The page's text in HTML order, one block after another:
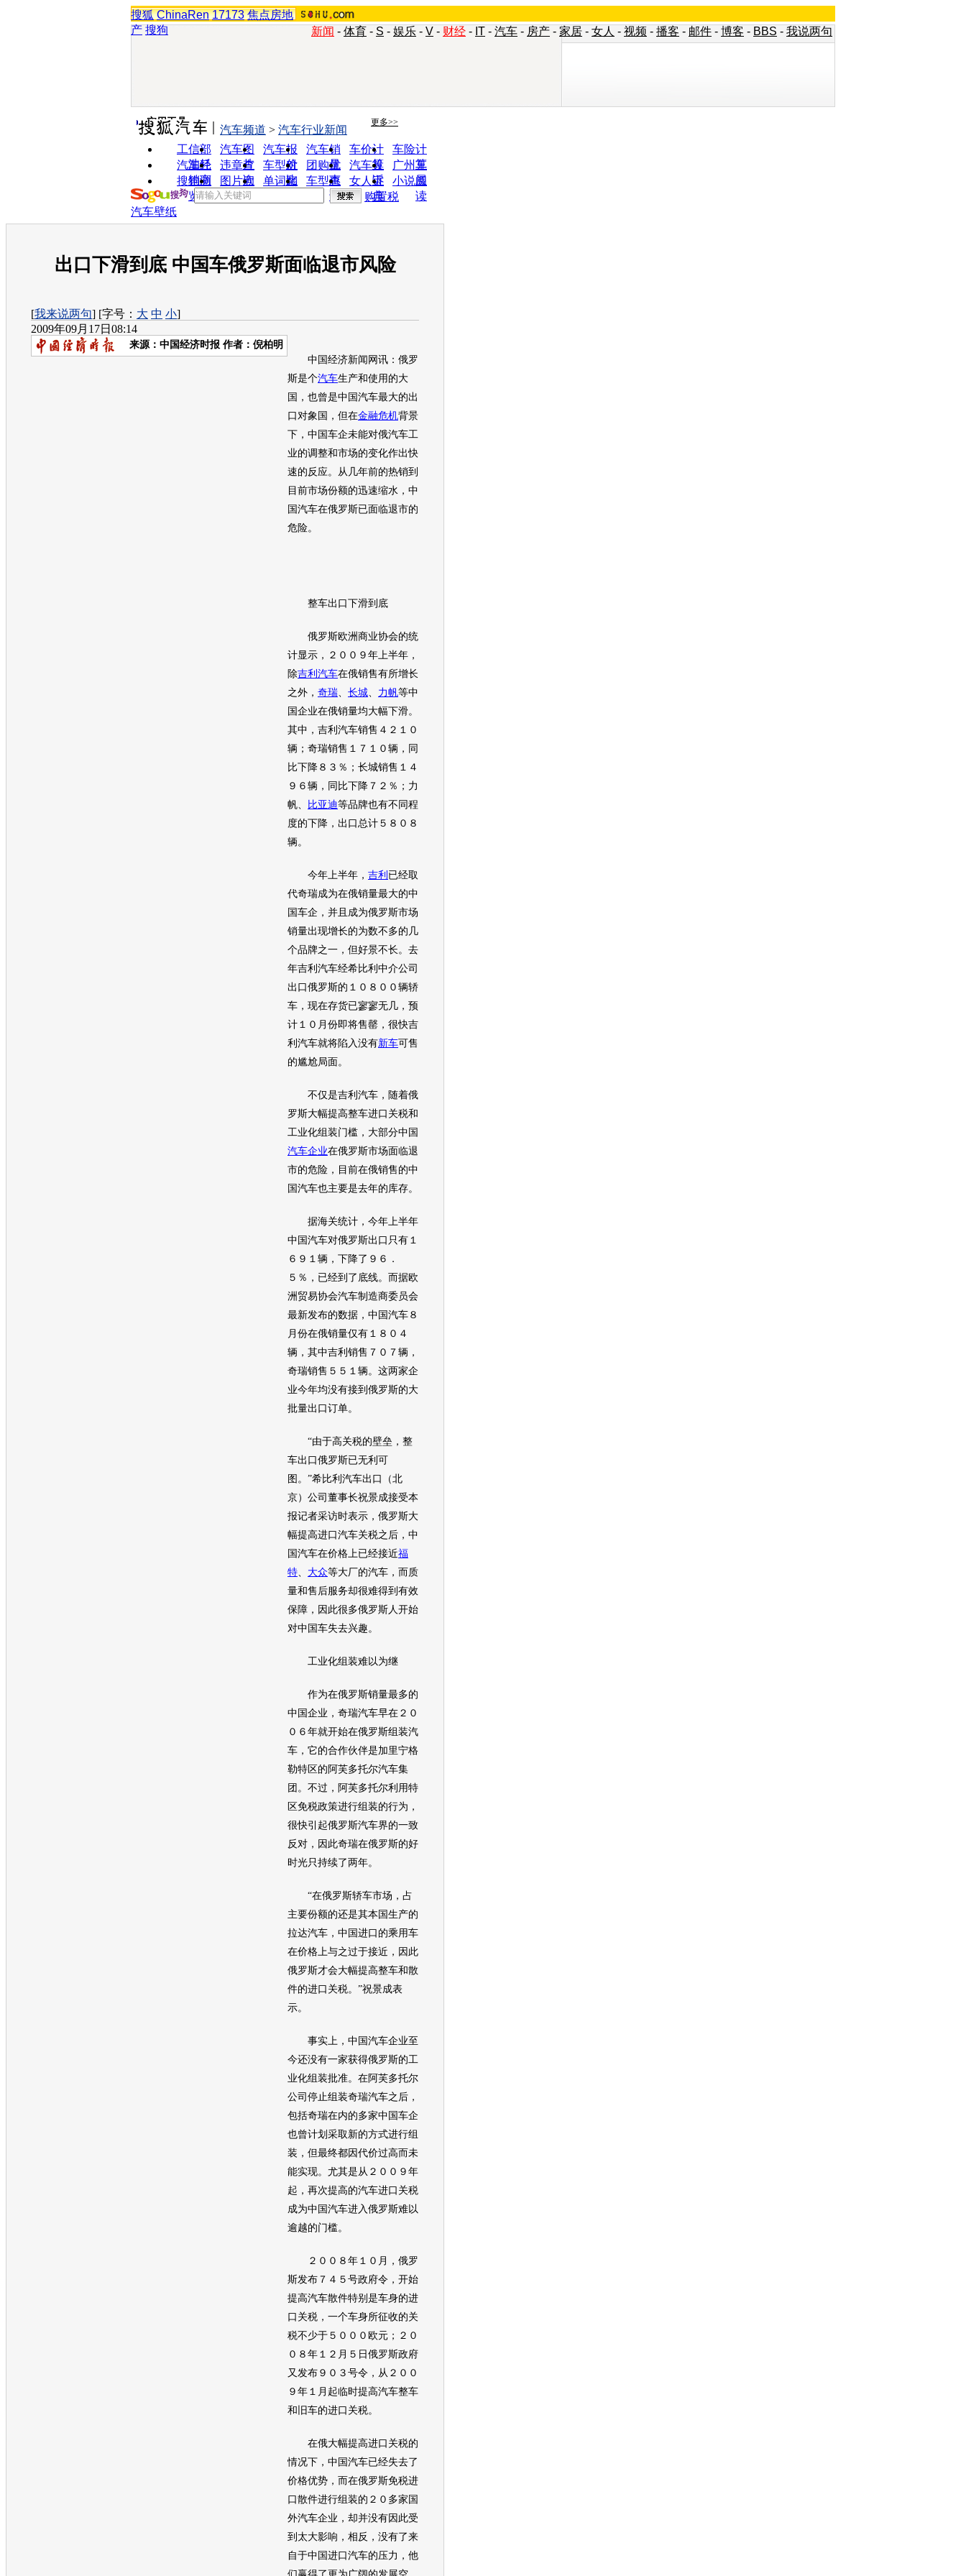
搜狐 ChinaRen 17173 焦点房地
产 搜狗 新闻 - 体育 - S - 娱乐 - V - 财经 - IT - 汽车 - 房产 - 家居 - 女人 - 视频 - 播客 - 邮件 - 博客 - BBS - 我说两句
实用工具 更多>>
工信部
油耗
汽车图
片
汽车报
价
汽车销
量
车价计
算
车险计
算
汽车经
销商
违章查
询
车型对
比
团购优
惠
汽车投
诉
广州车
展
搜狗浏
览器
图片欣
赏
单词翻
车型查
询
女人宝
典
小说阅
读
汽车频道 > 汽车行业新闻
购置税
汽车壁纸
出口下滑到底 中国车俄罗斯面临退市风险
[我来说两句] [字号： 大 中 小]
2009年09月17日08:14
来源： 中国经济时报 作者：倪柏明
中国经济新闻网讯：俄罗
斯是个汽车生产和使用的大
国，也曾是中国 汽车最大的出
口对象国，但在金融危机背景
下，中国车企未能对俄汽车工
业的调整和市场的变化作出快
速的反应。从几年前的热销到
目前市场份额的迅速缩水，中
国 汽车在俄罗斯已面临退市的
危险。
整车出口下滑到底
俄罗斯欧洲商业协会的统
计显示，２００９年上半年，
除吉利汽车在俄销售有所增长
之外， 奇瑞 长城 力帆等中
国企业在俄销量均大幅下滑。
其中， 吉利汽车销售４２１０
辆； 奇瑞销售１７１０辆，同
比下降８３％； 长城销售１４
９６辆，同比下降７２％； 力
帆
比亚迪等品牌也有不同程
度的下降，出口总计５８０８
辆。
今年上半年， 吉利 已经取
代奇瑞成为在俄销量最大的中
国车企，并且成为俄罗斯市场
销量出现增长的为数不多的几
个品牌之一，但好景不长。去
年吉利汽车经希比利中介公司
出口俄罗斯的１０８００辆轿
车，现在存货已寥寥无几，预
计１０月份即将售罄，很快吉
利汽车就将陷入没有新车可售
的尴尬局面。
不仅是吉利汽车 ，随着俄
罗斯大幅提高整车进口关税和
工业化组装门槛，大部分中国
汽车企业在俄罗斯市场面临退
市的危险，目前在俄销售的中
国 汽车也主要是去年的库存。
据海关统计，今年上半年
中国 汽车对俄罗斯出口只有１
６９１辆，下降了９６．
５％，已经到了底线。而据欧
洲贸易协会汽车制造商委员会
最新发布的数据，中国 汽车 ８
月份在俄销量仅有１８０４
辆，其中吉利 销售７０７辆，
奇瑞销售５５１辆。这两家企
业今年均没有接到俄罗斯的大
批量出口订单。
“由于高关税的壁垒，整
车出口俄罗斯已无利可
图。”希比利 汽车出口（北
京）公司董事长祝景成接受本
报记者采访时表示，俄罗斯大
幅提高进口 汽车关税之后，中
国 汽车在价格上已经接近福
特
大众等大厂的汽车 ，而质
量和售后服务却很难得到有效
保障，因此很多俄罗斯人开始
对中国车失去兴趣。
工业化组装难以为继
作为在俄罗斯销量最多的
中国企业， 奇瑞汽车早在２０
０６年就开始在俄罗斯组装汽
车 ，它的合作伙伴是加里宁格
勒特区的阿芙多托尔汽车集
团。不过，阿芙多托尔利用特
区免税政策进行组装的行为，
很快引起俄罗斯汽车界的一致
反对，因此奇瑞在俄罗斯的好
时光只持续了两年。
“在俄罗斯轿车市场，占
主要份额的还是其本国生产的
拉达汽车 ，中国进口的乘用车
在价格上与之过于接近，因此
俄罗斯才会大幅提高整车和散
件的进口关税。”祝景成表
示。
事实上，中国 汽车企业至
今还没有一家获得俄罗斯的工
业化组装批准。在阿芙多托尔
公司停止组装奇瑞汽车之后，
包括奇瑞在内的多家中国车企
也曾计划采取新的方式进行组
装，但最终都因代价过高而未
能实现。尤其是从２００９年
起，再次提高的汽车进口关税
成为中国 汽车进入俄罗斯难以
逾越的门槛。
２００８年１０月，俄罗
斯发布７４５号政府令，开始
提高汽车散件特别是车身的进
口关税，一个车身所征收的关
税不少于５０００欧元；２０
０８年１２月５日俄罗斯政府
又发布９０３号令，从２００
９年１月起临时提高汽车整车
和旧车的进口关税。
在俄大幅提高进口关税的
情况下，中国 汽车已经失去了
价格优势，而在俄罗斯免税进
口散件进行组装的２０多家国
外汽车企业 ，却并没有因此受
到太大影响，相反，没有了来
自于中国进口 汽车的压力，他